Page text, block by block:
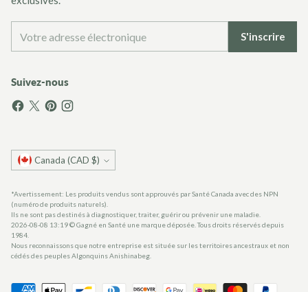
adresse
S'inscrire
Suivez-nous
Monnaie Canada (CAD $)
*Avertissement: Les produits vendus sont approuvés par Santé Canada avec des NPN
(numéro de produits naturels).
Ils ne sont pas destinés à diagnostiquer, traiter, guérir ou prévenir une maladie.
2026-08-08 13:19 ©Gagné en Santé une marque déposée. Tous droits réservés depuis
1984.
Nous reconnaissons que notre entreprise est située sur les territoires ancestraux et non
cédés des peuples Algonquins Anishinabeg.